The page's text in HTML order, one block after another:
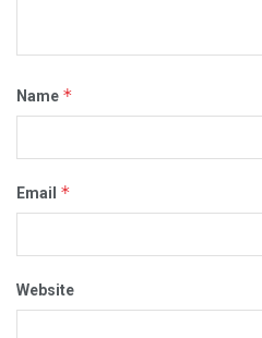
Name *
Email *
Website